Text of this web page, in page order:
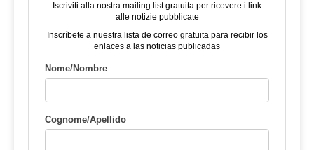
Iscriviti alla nostra mailing list gratuita per ricevere i link
alle notizie pubblicate
Inscríbete a nuestra lista de correo gratuita para recibir los
enlaces a las noticias publicadas
Nome/Nombre
Cognome/Apellido